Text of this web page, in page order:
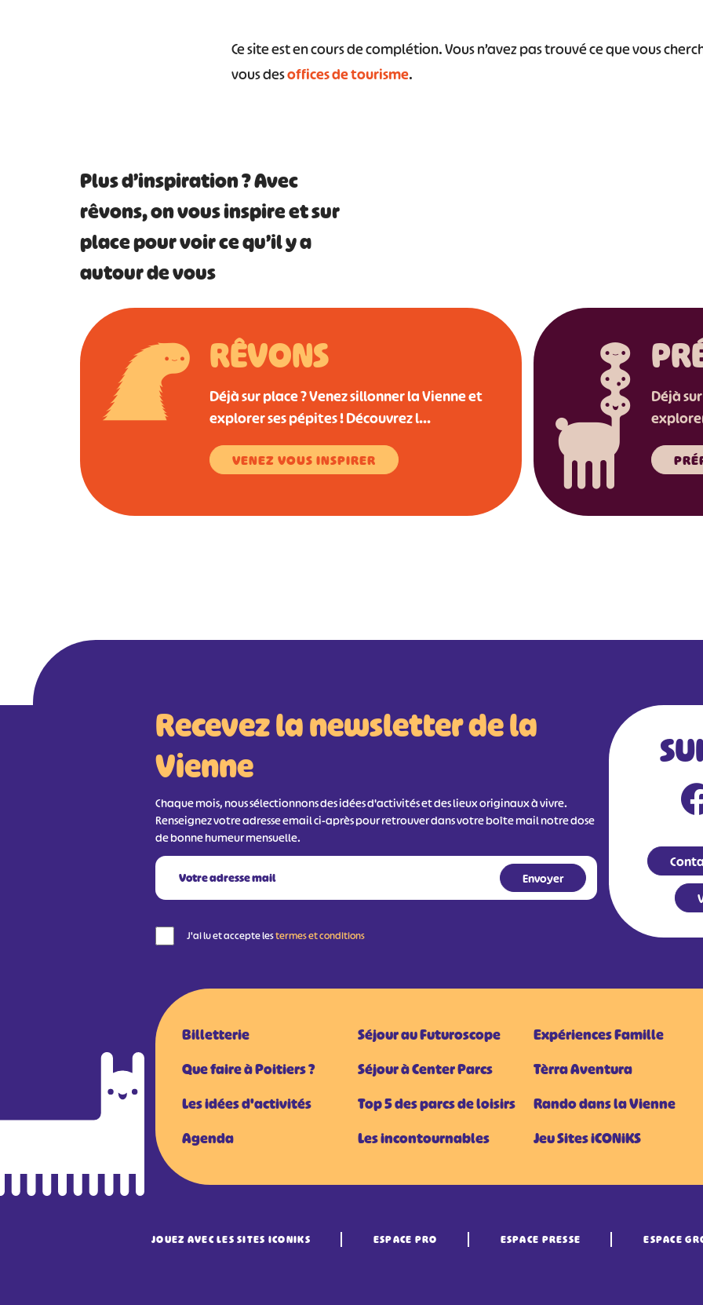
Ce site est en cours de complétion. Vous n’avez pas trouvé ce que vous
vous desoffices de tourisme.
Plus d’inspiration ? Avec
rêvons, on vous inspire et sur
place pour voir ce qu’il y a
autour de vous
RÊVONS
Déjà sur place ? Venez sillonner la Vienne et
explorer ses pépites ! Découvrez l...
VENEZ VOUS INSPIRER
Déjà
Recevez la newsletter de la
Vienne
Chaque mois, nous sélectionnons des idées d'activités et des lieux originaux à vivre.
Renseignez votre adresse email ci-après pour retrouver dans votre boîte mail notre dose
de bonne humeur mensuelle.
J'ai lu et accepte lestermes et conditions
Billetterie
Que faire à Poitiers ?
Les idées d'activités
Agenda
Séjour au Futuroscope
Séjour à Center Parcs
Top 5 des parcs de loisirs
Les incontournables
Expériences Famille
Tèrra Aventura
Rando dans la Vienne
Jeu Sites iCONiKS
JOUEZ AVEC LES SITES ICONIKS ESPACE PRO ESPACE PRESSE ESPACE
# # # # #
#